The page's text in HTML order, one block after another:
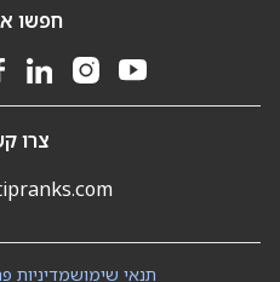
חפשו
צרו
מדיניותתנאי שימוש